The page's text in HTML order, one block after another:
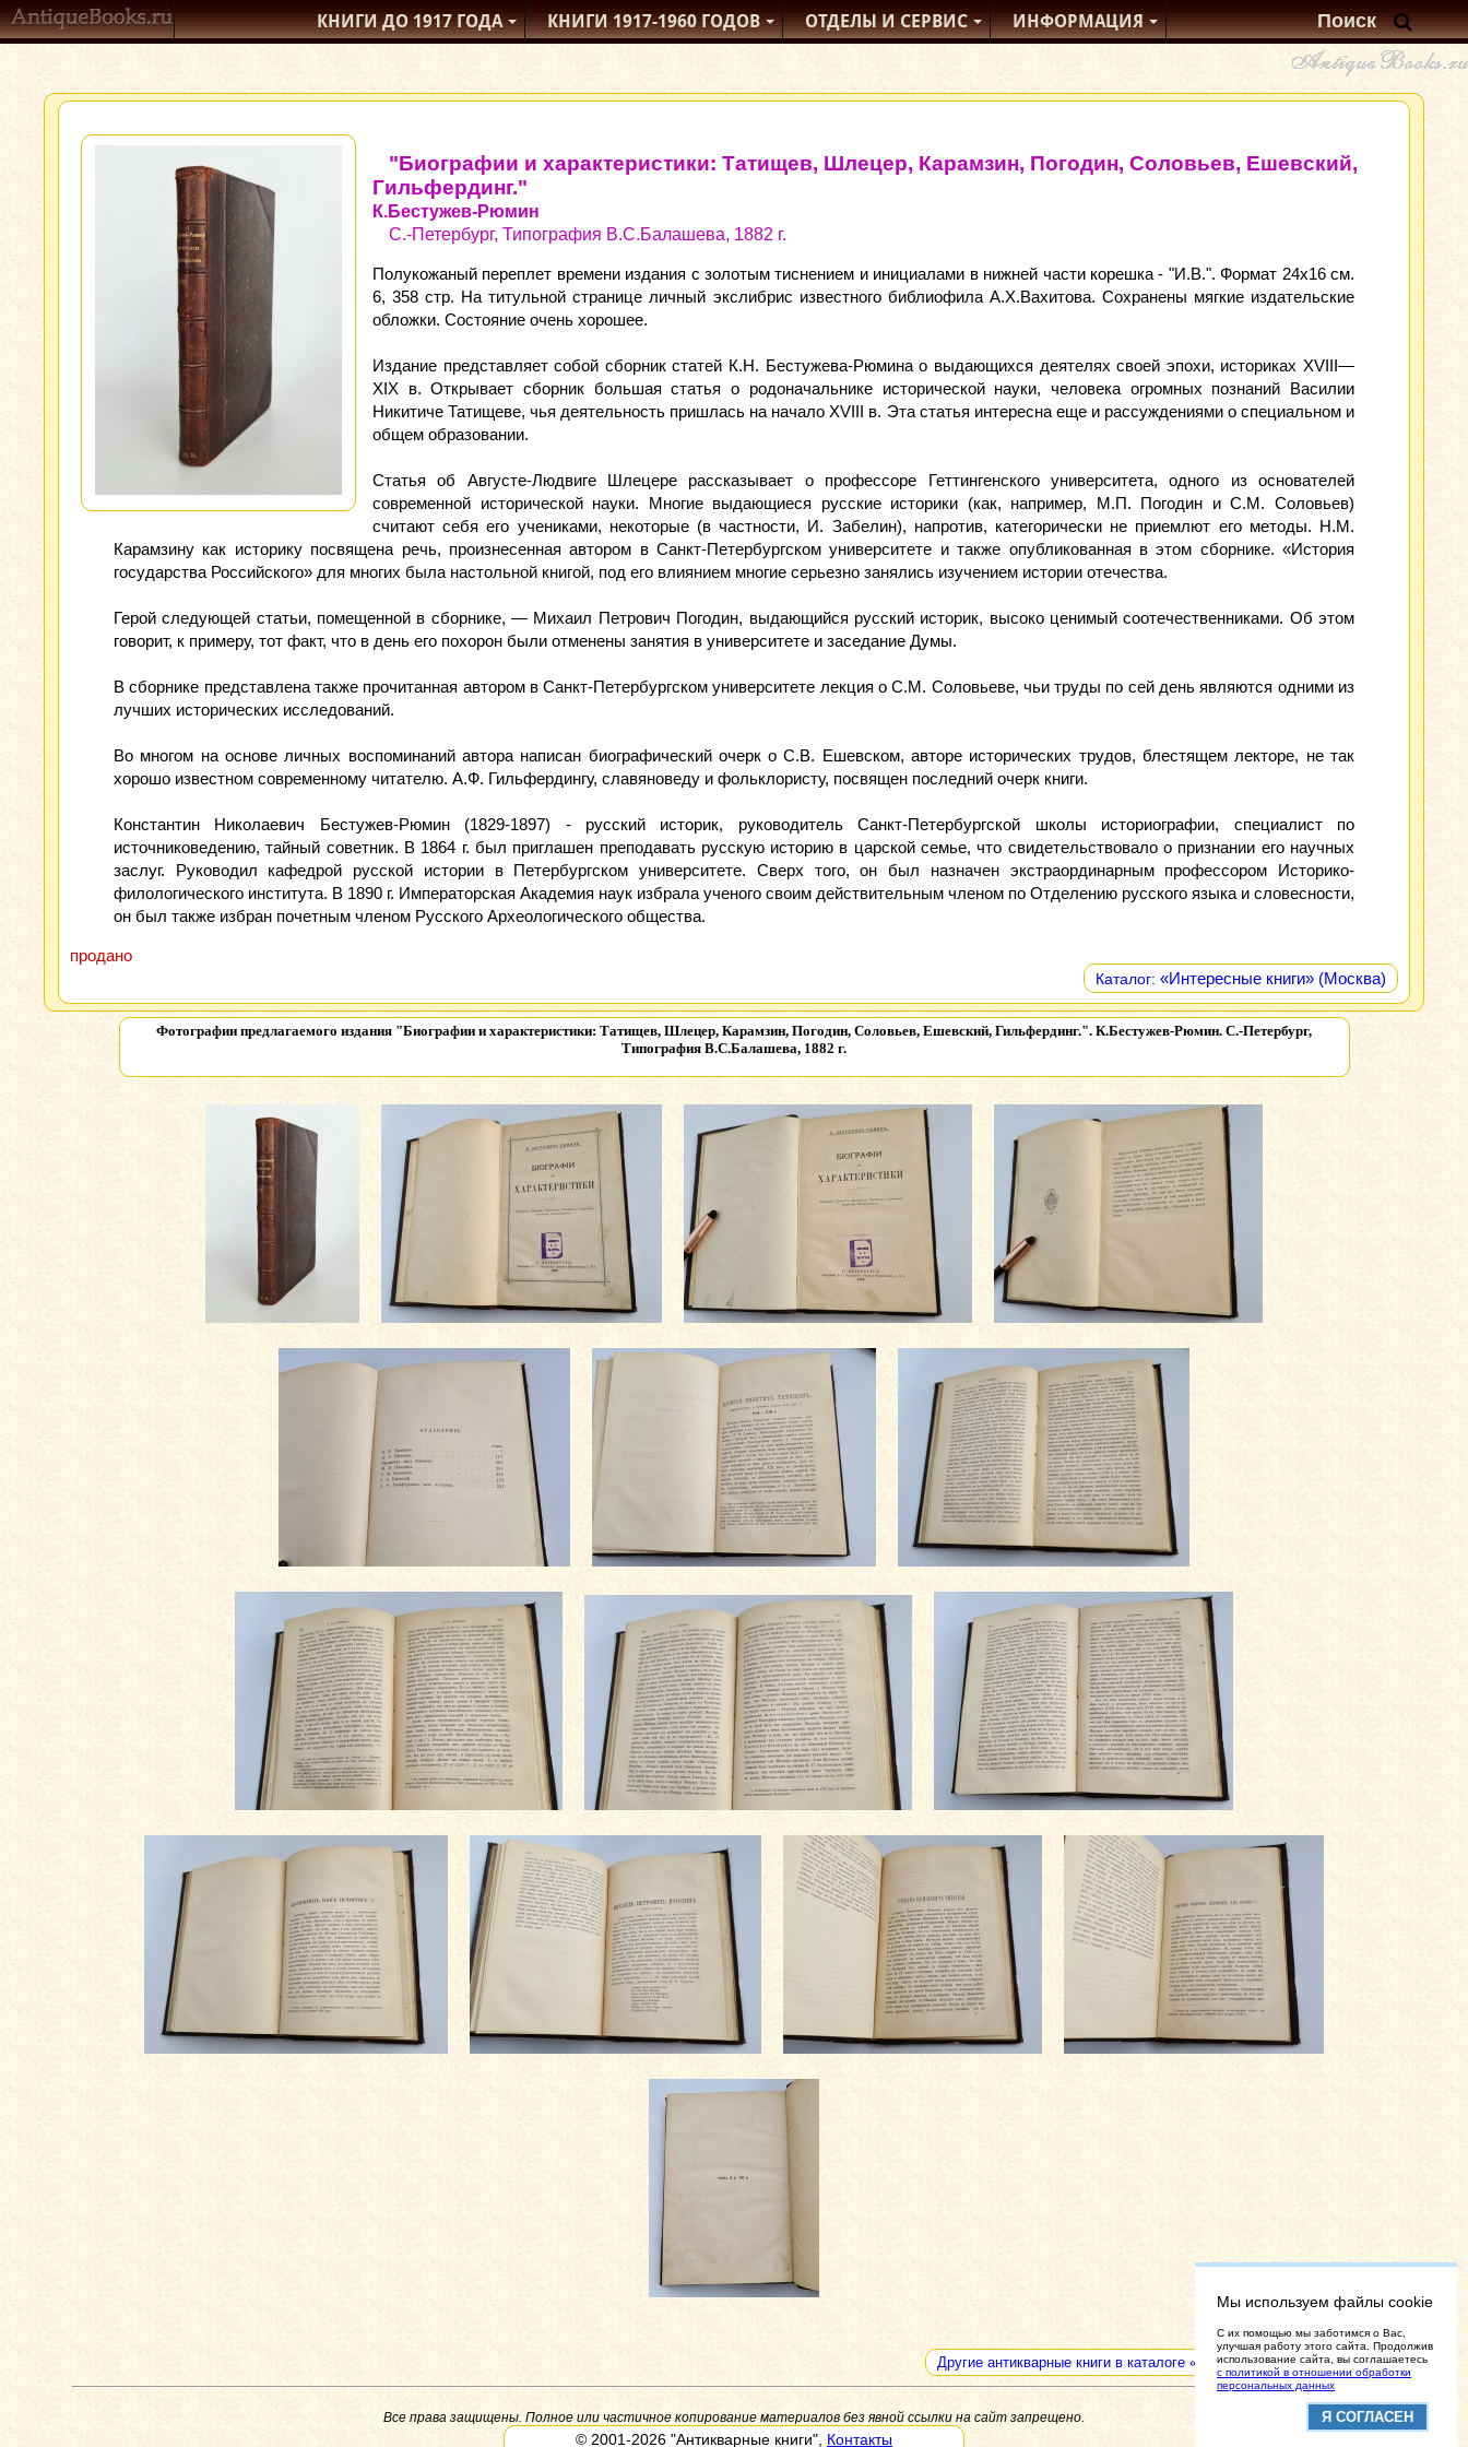
КНИГИ ДО 1917ГОДА КНИГИ1917-1960ГОДОВ ОТДЕЛЫИ СЕРВИС ИНФОРМАЦИЯ
"Биографии и характеристики: Татищев, Шлецер, Карамзин, Погодин, Соловьев, Ешевский,
Гильфердинг."
К.Бестужев-Рюмин
С.-Петербург, Типография В.С.Балашева, 1882 г.
Полукожаный переплет времени издания с золотым тиснением и инициалами в нижней части корешка - "И.В.". Формат 24х16 см.
6, 358 стр. На титульной странице личный экслибрис известного библиофила А.Х.Вахитова. Сохранены мягкие издательские
обложки. Состояние очень хорошее.
Издание представляет собой сборник статей К.Н. Бестужева-Рюмина о выдающихся деятелях своей эпохи, историках XVIII—
XIX в. Открывает сборник большая статья о родоначальнике исторической науки, человека огромных познаний Василии
Никитиче Татищеве, чья деятельность пришлась на начало XVIII в. Эта статья интересна еще и рассуждениями о специальном и
общем образовании.
Статья об Августе-Людвиге Шлецере рассказывает о профессоре Геттингенского университета, одного из основателей
современной исторической науки. Многие выдающиеся русские историки (как, например, М.П. Погодин и С.М. Соловьев)
считают себя его учениками, некоторые (в частности, И. Забелин), напротив, категорически не приемлют его методы. Н.М.
Карамзину как историку посвящена речь, произнесенная автором в Санкт-Петербургском университете и также опубликованная в этом сборнике. «История
государства Российского» для многих была настольной книгой, под его влиянием многие серьезно занялись изучением истории отечества.
Герой следующей статьи, помещенной в сборнике, — Михаил Петрович Погодин, выдающийся русский историк, высоко ценимый соотечественниками. Об этом
говорит, к примеру, тот факт, что в день его похорон были отменены занятия в университете и заседание Думы.
В сборнике представлена также прочитанная автором в Санкт-Петербургском университете лекция о С.М. Соловьеве, чьи труды по сей день являются одними из
лучших исторических исследований.
Во многом на основе личных воспоминаний автора написан биографический очерк о С.В. Ешевском, авторе исторических трудов, блестящем лекторе, не так
хорошо известном современному читателю. А.Ф. Гильфердингу, славяноведу и фольклористу, посвящен последний очерк книги.
Константин Николаевич Бестужев-Рюмин (1829-1897) - русский историк, руководитель Санкт-Петербургской школы историографии, специалист по
источниковедению, тайный советник. В 1864 г. был приглашен преподавать русскую историю в царской семье, что свидетельствовало о признании его научных
заслуг. Руководил кафедрой русской истории в Петербургском университете. Сверх того, он был назначен экстраординарным профессором Историко-
филологического института. В 1890 г. Императорская Академия наук избрала ученого своим действительным членом по Отделению русского языка и словесности,
он был также избран почетным членом Русского Археологического общества.
продано
Каталог: «Интересные книги» (Москва)
Фотографии предлагаемого издания "Биографии и характеристики: Татищев, Шлецер, Карамзин, Погодин, Соловьев, Ешевский, Гильфердинг.". К.Бестужев-Рюмин. С.-Петербург,
Типография В.С.Балашева, 1882 г.
Другие антикварные книги в каталоге «Интересные антикварные книги»
Все права защищены. Полное или частичное копирование материалов без явной ссылки на сайт запрещено.
© 2001-2026 "Антикварные книги" Контакты
Мы используем файлы cookie
C их помощью мы заботимся о Вас,
улучшая работу этого сайта. Продолжив
использование сайта, вы соглашаетесь
с политикой в отношении обработки
персональных данных
Я СОГЛАСЕН